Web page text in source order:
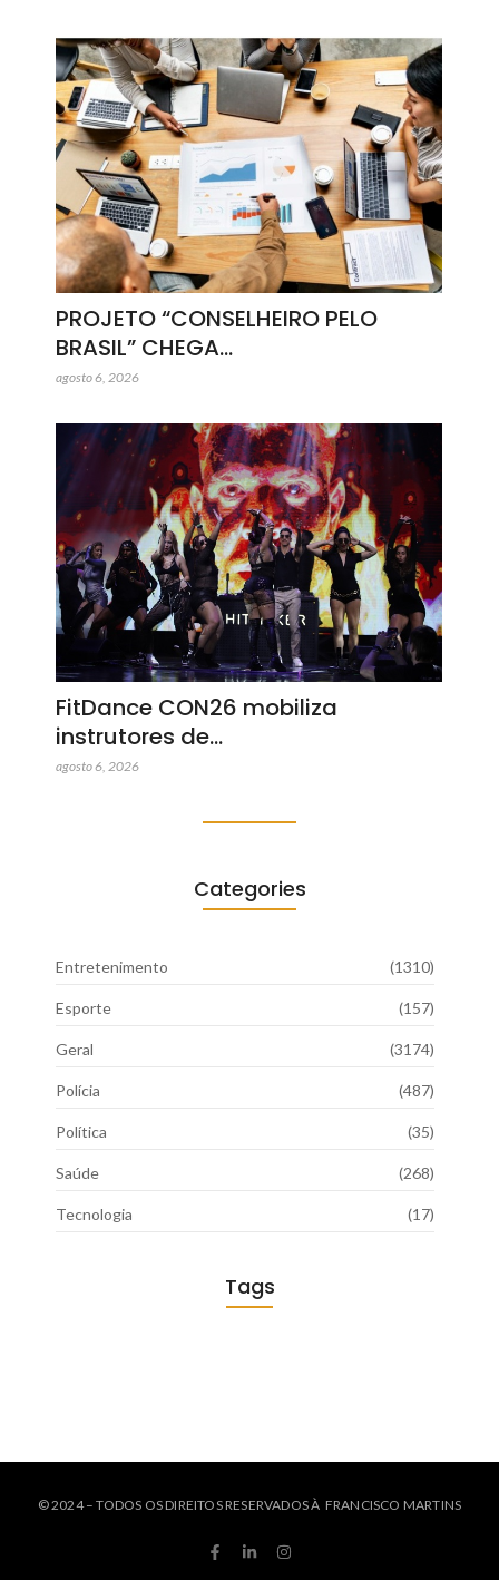
PROJETO “CONSELHEIRO PELO
BRASIL” CHEGA…
agosto 6, 2026
FitDance CON26 mobiliza
instrutores de…
agosto 6, 2026
Categories
Entretenimento (1310)
Esporte (157)
Geral (3174)
Polícia (487)
Política (35)
Saúde (268)
Tecnologia (17)
Tags
© 2024 – TODOS OS DIREITOS RESERVADOS À FRANCISCO MARTINS